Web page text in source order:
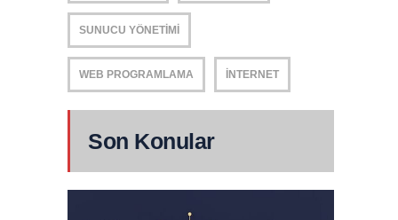
SUNUCU YÖNETIMI
WEB PROGRAMLAMA İNTERNET
Son Konular